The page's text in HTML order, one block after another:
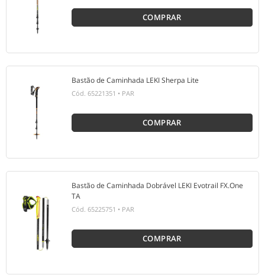
COMPRAR
Bastão de Caminhada LEKI Sherpa Lite
Cód. 65221351 • PAR
COMPRAR
Bastão de Caminhada Dobrável LEKI Evotrail FX.One
TA
Cód. 65225751 • PAR
COMPRAR